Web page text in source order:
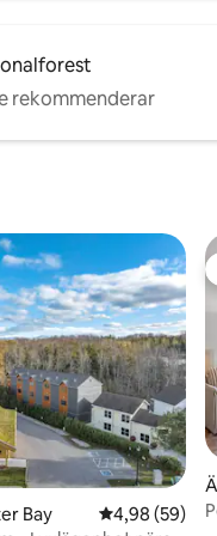
rekommenderar
Bay 4,98 av 5 i
4,98 (59)